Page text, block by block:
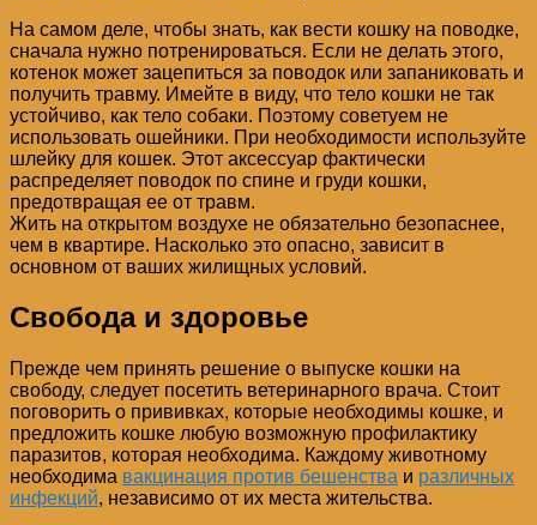
На самом деле, чтобы знать, как вести кошку на поводке,
сначала нужно потренироваться. Если не делать этого,
котенок может зацепиться за поводок или запаниковать и
получить травму. Имейте в виду, что тело кошки не так
устойчиво, как тело собаки. Поэтому советуем не
использовать ошейники. При необходимости используйте
шлейку для кошек. Этот аксессуар фактически
распределяет поводок по спине и груди кошки,
предотвращая ее от травм.
Жить на открытом воздухе не обязательно безопаснее,
чем в квартире. Насколько это опасно, зависит в
основном от ваших жилищных условий.
Свобода и здоровье
Прежде чем принять решение о выпуске кошки на
свободу, следует посетить ветеринарного врача. Стоит
поговорить о прививках, которые необходимы кошке, и
предложить кошке любую возможную профилактику
паразитов, которая необходима. Каждому животному
необходима вакцинация против бешенства и различных
инфекций, независимо от их места жительства.